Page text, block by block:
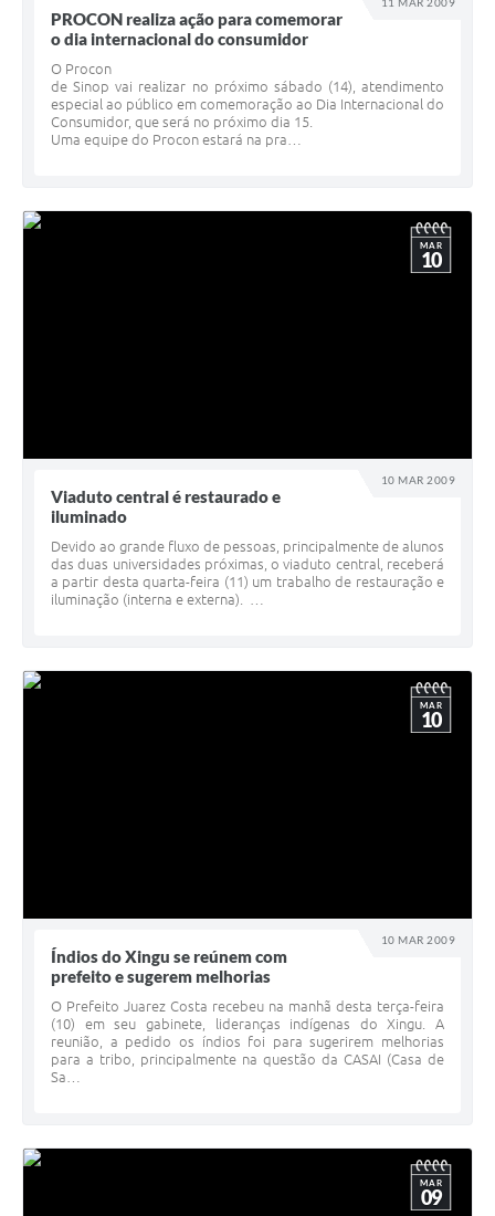
PROCON realiza ação para comemorar
o dia internacional do consumidor
O Procon
de Sinop vai realizar no próximo sábado (14), atendimento
especial ao público em comemoração ao Dia Internacional do
Consumidor, que será no próximo dia 15.
Uma equipe do Procon estará na pra…
10 MAR 2009
MAR
10
Viaduto central é restaurado e
iluminado
Devido ao grande fluxo de pessoas, principalmente de alunos
das duas universidades próximas, o viaduto central, receberá
a partir desta quarta-feira (11) um trabalho de restauração e
iluminação (interna e externa). …
10 MAR 2009
MAR
10
Índios do Xingu se reúnem com
prefeito e sugerem melhorias
O Prefeito Juarez Costa recebeu na manhã desta terça-feira
(10) em seu gabinete, lideranças indígenas do Xingu. A
reunião, a pedido os índios foi para sugerirem melhorias
para a tribo, principalmente na questão da CASAI (Casa de
Sa…
MAR
09